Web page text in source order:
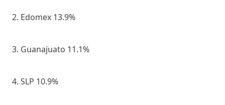
2. Edomex 13.9%
3. Guanajuato 11.1%
4. SLP 10.9%